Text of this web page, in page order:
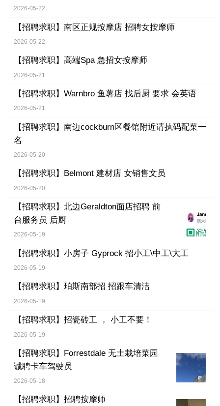
2026-05-22
【招聘求职】 南区正规按摩店 招聘女按摩师
2026-05-22
【招聘求职】 高端Spa 急招女按摩师
2026-05-21
【招聘求职】 Warnbro 鱼薯店 找后厨 要求 会英语
2026-05-21
【招聘求职】 南边cockburn区餐馆附近请执码配菜一
名
2026-05-20
【招聘求职】 Belmont 建材店 女销售文员
2026-05-20
【招聘求职】 北边Geraldton面店招聘 前
台服务员 后厨
2026-05-19
【招聘求职】 小房子 Gyprock 招小工\中工\大工
2026-05-19
【招聘求职】 珀斯南部招 招跟车清洁
2026-05-19
【招聘求职】 招瓷砖工 ， 小工不要！
2026-05-19
【招聘求职】 Forrestdale 无土栽培菜园
诚聘卡车驾驶员
2026-05-18
【招聘求职】 招聘按摩师